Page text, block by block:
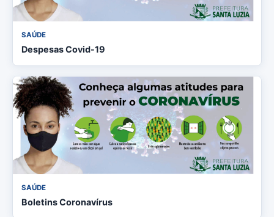
SAÚDE
Despesas Covid-19
SAÚDE
Boletins Coronavírus